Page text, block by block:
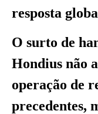
resposta
O surto de
Hondius não
operação de
precedentes,